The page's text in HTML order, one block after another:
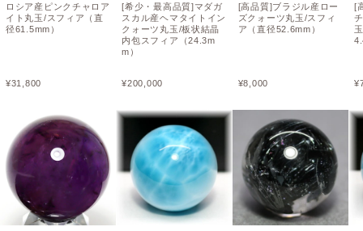
ロシア産ピンクチャロア
イト丸玉/スフィア（直
径61.5mm）
¥31,800
[希少・最高品質]マダガ
スカル産ヘマタイトイン
クォーツ丸玉/板状結晶
内包スフィア（24.3m
m）
¥200,000
[高品質]ブラジル産ロー
ズクォーツ丸玉/スフィ
ア（直径52.6mm）
¥8,000
[
¥